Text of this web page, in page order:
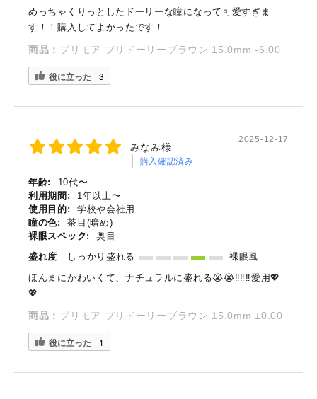
めっちゃくりっとしたドーリーな瞳になって可愛すぎま
す！！購入してよかったです！
商品： プリモア プリドーリーブラウン 15.0mm -6.00
役に立った 3
みなみ様
購入確認済み
2025-12-17
年齢:
10代〜
利用期間:
1年以上〜
使用目的:
学校や会社用
瞳の色:
茶目(暗め)
裸眼スペック:
奥目
盛れ度
しっかり盛れる
裸眼風
ほんまにかわいくて、ナチュラルに盛れる😭😭‼️‼️‼️愛用💖
💖
商品： プリモア プリドーリーブラウン 15.0mm ±0.00
役に立った 1